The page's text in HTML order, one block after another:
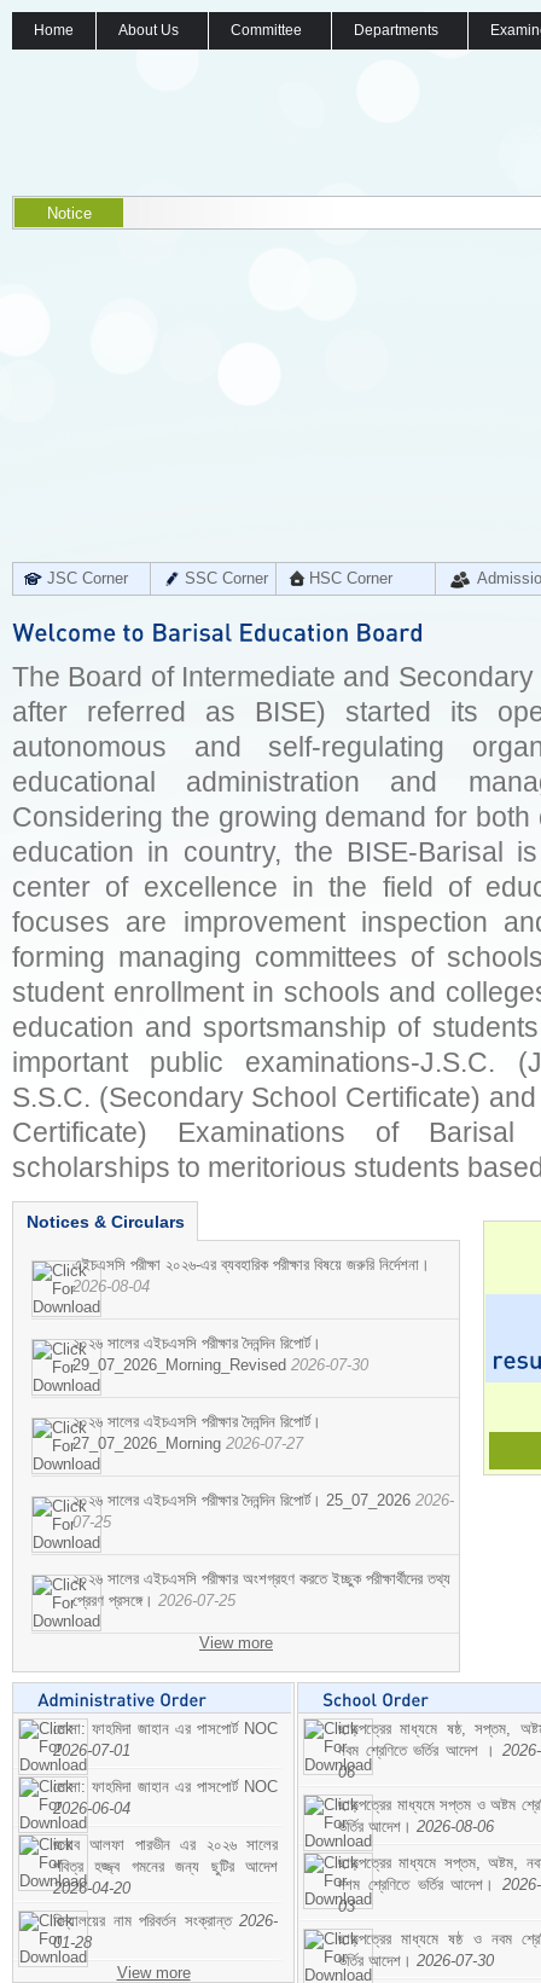
Home About Us Committee Departments
Notice
JSC Corner SSC Corner HSC Corner
The Board of Intermediate and
after referred as BISE) started its
autonomous and self-regulating
educational administration and
Considering the growing demand for
education in country, the BISE-Barisal
center of excellence in the field of
focuses are improvement inspection
forming managing committees of
student enrollment in schools and
education and sportsmanship of
important public examinations-J.S.C.
S.S.C. (Secondary School Certificate)
Certificate) Examinations of
scholarships to meritorious students
Notices & Circulars
এইচএসসি পরীক্ষা ২০২৬-এর ব্যবহারিক পরীক্ষার বিষয়ে জরুরি নির্দেশনা।
2026-08-04
২০২৬ সালের এইচএসসি পরীক্ষার দৈনন্দিন রিপোর্ট।
29_07_2026_Morning_Revised 2026-07-30
২০২৬ সালের এইচএসসি পরীক্ষার দৈনন্দিন রিপোর্ট।
27_07_2026_Morning 2026-07-27
২০২৬ সালের এইচএসসি পরীক্ষার দৈনন্দিন রিপোর্ট। 25_07_2026 2026-
07-25
২০২৬ সালের এইচএসসি পরীক্ষার অংশগ্রহণ করতে ইচ্ছুক পরীক্ষার্থীদের তথ্য
প্রেরণ প্রসঙ্গে। 2026-07-25
View more
মোসা: ফাহমিদা জাহান এর পাসপোর্ট NOC
2026-07-01
মোসা: ফাহমিদা জাহান এর পাসপোর্ট NOC
2026-06-04
জনাব আলফা পারভীন এর ২০২৬ সালের
পবিত্র হজ্জ্ব গমনের জন্য ছুটির আদেশ
2026-04-20
বিদ্যালয়ের নাম পরিবর্তন সংক্রান্ত 2026-
01-28
View more
ছাড়পত্রের মাধ্যমে ষষ্ঠ, সপ্তম,
নবম শ্রেণিতে ভর্তির আদেশ ।
06
ছাড়পত্রের মাধ্যমে সপ্তম ও অষ্টম
ভর্তির আদেশ। 2026-08-06
ছাড়পত্রের মাধ্যমে সপ্তম, অষ্টম,
দশম শ্রেণিতে ভর্তির আদেশ।
03
ছাড়পত্রের মাধ্যমে ষষ্ঠ ও নবম
ভর্তির আদেশ। 2026-07-30